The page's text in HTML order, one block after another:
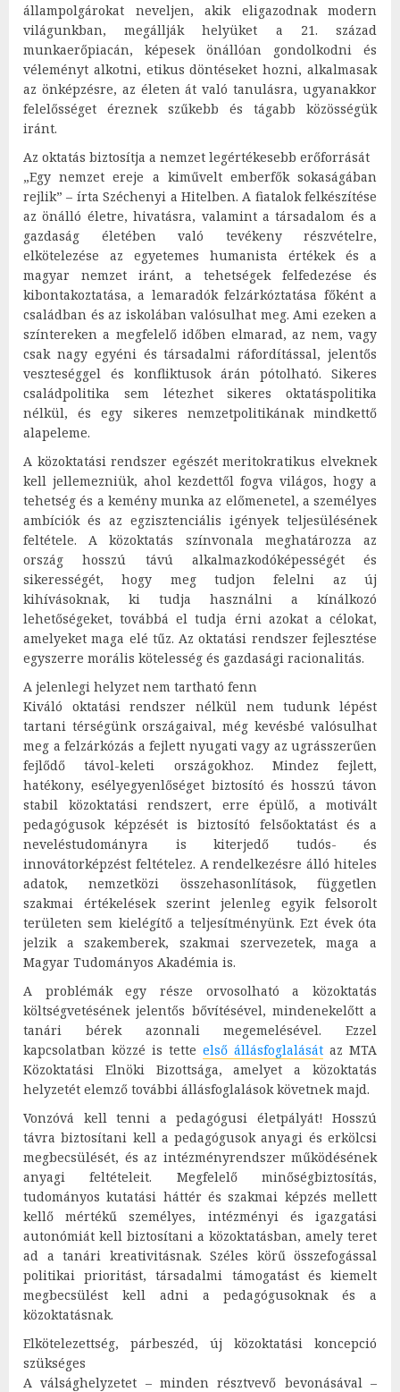
állampolgárokat neveljen, akik eligazodnak modern
világunkban, megállják helyüket a 21. század
munkaerőpiacán, képesek önállóan gondolkodni és
véleményt alkotni, etikus döntéseket hozni, alkalmasak
az önképzésre, az életen át való tanulásra, ugyanakkor
felelősséget éreznek szűkebb és tágabb közösségük
iránt.
Az oktatás biztosítja a nemzet legértékesebb erőforrását
„Egy nemzet ereje a kiművelt emberfők sokaságában
rejlik” – írta Széchenyi a Hitelben. A fiatalok felkészítése
az önálló életre, hivatásra, valamint a társadalom és a
gazdaság életében való tevékeny részvételre,
elkötelezése az egyetemes humanista értékek és a
magyar nemzet iránt, a tehetségek felfedezése és
kibontakoztatása, a lemaradók felzárkóztatása főként a
családban és az iskolában valósulhat meg. Ami ezeken a
színtereken a megfelelő időben elmarad, az nem, vagy
csak nagy egyéni és társadalmi ráfordítással, jelentős
veszteséggel és konfliktusok árán pótolható. Sikeres
családpolitika sem létezhet sikeres oktatáspolitika
nélkül, és egy sikeres nemzetpolitikának mindkettő
alapeleme.
A közoktatási rendszer egészét meritokratikus elveknek
kell jellemezniük, ahol kezdettől fogva világos, hogy a
tehetség és a kemény munka az előmenetel, a személyes
ambíciók és az egzisztenciális igények teljesülésének
feltétele. A közoktatás színvonala meghatározza az
ország hosszú távú alkalmazkodóképességét és
sikerességét, hogy meg tudjon felelni az új
kihívásoknak, ki tudja használni a kínálkozó
lehetőségeket, továbbá el tudja érni azokat a célokat,
amelyeket maga elé tűz. Az oktatási rendszer fejlesztése
egyszerre morális kötelesség és gazdasági racionalitás.
A jelenlegi helyzet nem tartható fenn
Kiváló oktatási rendszer nélkül nem tudunk lépést
tartani térségünk országaival, még kevésbé valósulhat
meg a felzárkózás a fejlett nyugati vagy az ugrásszerűen
fejlődő távol-keleti országokhoz. Mindez fejlett,
hatékony, esélyegyenlőséget biztosító és hosszú távon
stabil közoktatási rendszert, erre épülő, a motivált
pedagógusok képzését is biztosító felsőoktatást és a
neveléstudományra is kiterjedő tudós- és
innovátorképzést feltételez. A rendelkezésre álló hiteles
adatok, nemzetközi összehasonlítások, független
szakmai értékelések szerint jelenleg egyik felsorolt
területen sem kielégítő a teljesítményünk. Ezt évek óta
jelzik a szakemberek, szakmai szervezetek, maga a
Magyar Tudományos Akadémia is.
A problémák egy része orvosolható a közoktatás
költségvetésének jelentős bővítésével, mindenekelőtt a
tanári bérek azonnali megemelésével. Ezzel
kapcsolatban közzé is tette első állásfoglalását az MTA
Közoktatási Elnöki Bizottsága, amelyet a közoktatás
helyzetét elemző további állásfoglalások követnek majd.
Vonzóvá kell tenni a pedagógusi életpályát! Hosszú
távra biztosítani kell a pedagógusok anyagi és erkölcsi
megbecsülését, és az intézményrendszer működésének
anyagi feltételeit. Megfelelő minőségbiztosítás,
tudományos kutatási háttér és szakmai képzés mellett
kellő mértékű személyes, intézményi és igazgatási
autonómiát kell biztosítani a közoktatásban, amely teret
ad a tanári kreativitásnak. Széles körű összefogással
politikai prioritást, társadalmi támogatást és kiemelt
megbecsülést kell adni a pedagógusoknak és a
közoktatásnak.
Elkötelezettség, párbeszéd, új közoktatási koncepció
szükséges
A válsághelyzetet – minden résztvevő bevonásával –